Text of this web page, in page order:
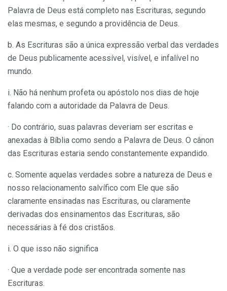
Palavra de Deus está completo nas Escrituras, segundo
elas mesmas, e segundo a providência de Deus.
b. As Escrituras são a única expressão verbal das verdades
de Deus publicamente acessível, visível, e infalível no
mundo.
i. Não há nenhum profeta ou apóstolo nos dias de hoje
falando com a autoridade da Palavra de Deus.
· Do contrário, suas palavras deveriam ser escritas e
anexadas à Bíblia como sendo a Palavra de Deus. O cânon
das Escrituras estaria sendo constantemente expandido.
c. Somente aquelas verdades sobre a natureza de Deus e
nosso relacionamento salvífico com Ele que são
claramente ensinadas nas Escrituras, ou claramente
derivadas dos ensinamentos das Escrituras, são
necessárias à fé dos cristãos.
i. O que isso não significa
· Que a verdade pode ser encontrada somente nas
Escrituras.